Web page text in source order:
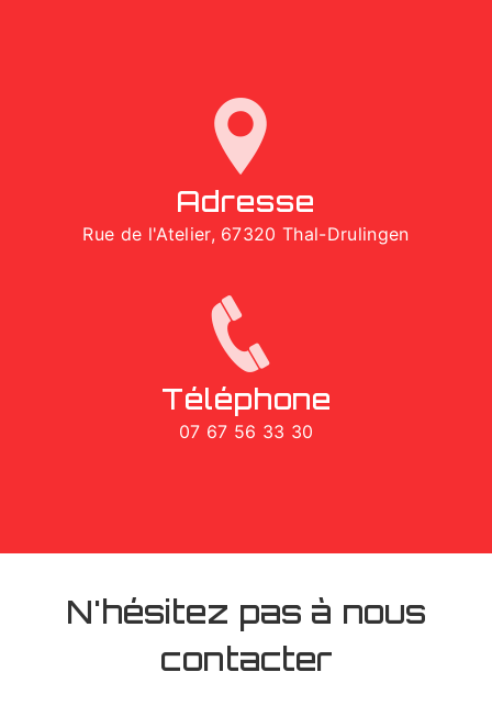
Adresse
Rue de l'Atelier, 67320 Thal-Drulingen
Téléphone
07 67 56 33 30
N'hésitez pas à nous
contacter